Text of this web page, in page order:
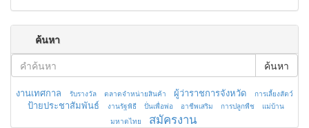
ค้นหา
ค้นหา
งานเทศกาล รับรางวัล ตลาดจำหน่ายสินค้า ผู้ว่าราชการจังหวัด การเลี้ยงสัตว์
ป้ายประชาสัมพันธ์ งานรัฐพิธี ปั่นเพื่อพ่อ อาชีพเสริม การปลูกพืช
แม่บ้าน
มหาดไทย
สมัครงาน